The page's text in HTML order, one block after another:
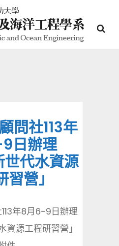
問社113年
日辦理
世代水資源
習營」
年8月6-9日辦理
資源工程研習營」